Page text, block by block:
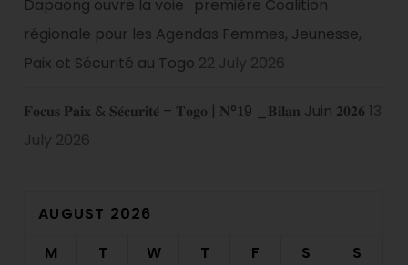
Dapaong ouvre la voie : première Coalition
régionale pour les Agendas Femmes, Jeunesse,
Paix et Sécurité au Togo 22 July 2026
𝐅𝐨𝐜𝐮𝐬 𝐏𝐚𝐢𝐱 & 𝐒𝐞́𝐜𝐮𝐫𝐢𝐭𝐞́ – 𝐓𝐨𝐠𝐨 | 𝐍°𝟏9 _𝐁𝐢𝐥𝐚𝐧 Juin 𝟐𝟎𝟐𝟔 13
July 2026
AUGUST 2026
M
T W T F S
S